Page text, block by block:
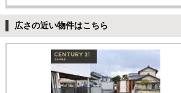
広さの近い物件はこちら